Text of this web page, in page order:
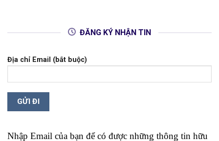
ĐĂNG KÝ NHẬN TIN
Địa chỉ Email (bắt buộc)
Nhập Email của bạn để có được những thông tin hữu